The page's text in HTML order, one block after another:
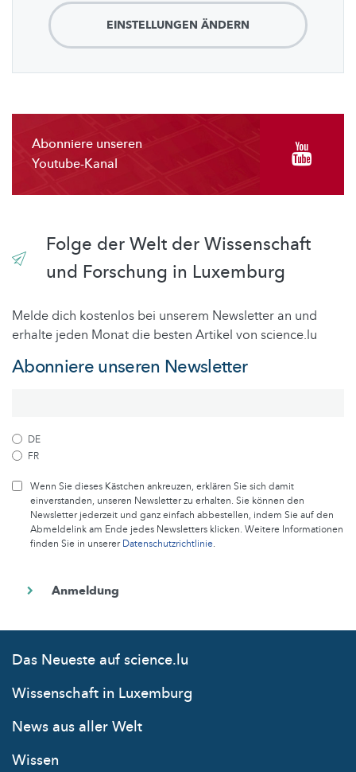
EINSTELLUNGEN ÄNDERN
Abonniere unseren
Youtube-Kanal
Folge der Welt der Wissenschaft
und Forschung in Luxemburg
Melde dich kostenlos bei unserem Newsletter an und
erhalte jeden Monat die besten Artikel von science.lu
Abonniere unseren Newsletter
DE
FR
Wenn Sie dieses Kästchen ankreuzen, erklären Sie sich damit
einverstanden, unseren Newsletter zu erhalten. Sie können den
Newsletter jederzeit und ganz einfach abbestellen, indem Sie auf den
Abmeldelink am Ende jedes Newsletters klicken. Weitere Informationen
finden Sie in unsererDatenschutzrichtlinie.
Das Neueste auf science.lu
Wissenschaft in Luxemburg
News aus aller Welt
Wissen